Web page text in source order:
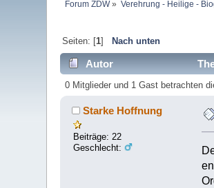
Forum ZDW» Verehrung - Heilige -
Seiten: [1] Nach unten
Autor
0 Mitglieder und 1 Gast betrachten
Starke Hoffnung
Beiträge: 22
Geschlecht: